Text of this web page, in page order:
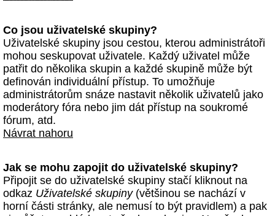
Co jsou uživatelské skupiny?
Uživatelské skupiny jsou cestou, kterou administrátoři
mohou seskupovat uživatele. Každý uživatel může
patřit do několika skupin a každé skupině může být
definován individuální přístup. To umožňuje
administrátorům snáze nastavit několik uživatelů jako
moderátory fóra nebo jim dát přístup na soukromé
fórum, atd.
Návrat nahoru
Jak se mohu zapojit do uživatelské skupiny?
Připojit se do uživatelské skupiny stačí kliknout na
odkaz Uživatelské skupiny(většinou se nachází v
horní části stránky, ale nemusí to být pravidlem) a pak